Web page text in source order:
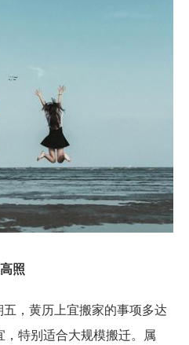
照
，黄历上宜搬家的事项多达
特别适合大规模搬迁。属